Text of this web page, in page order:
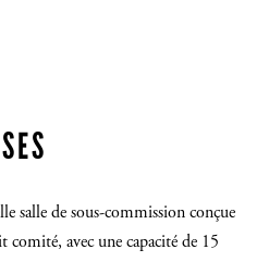
salle de sous-commission conçue
comité, avec une capacité de 15